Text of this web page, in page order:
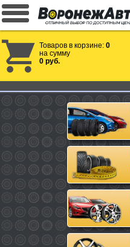
Товаров в корзине: 0
на сумму
0 руб.